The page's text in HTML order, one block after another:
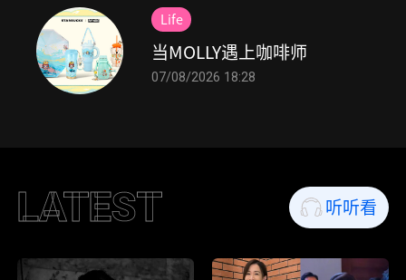
当MOLLY遇上咖啡师
Life
07/08/2026 18:28
LATEST 听听看